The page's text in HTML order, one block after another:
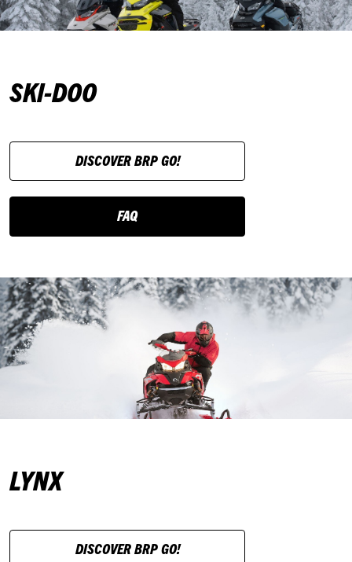
SKI-DOO
DISCOVER BRP GO!
FAQ
LYNX
DISCOVER BRP GO!